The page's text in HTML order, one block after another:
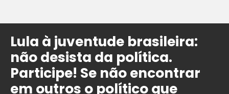
Lula à juventude brasileira:
não desista da política.
Participe! Se não encontrar
em outros o político que